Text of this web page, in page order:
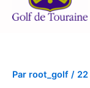
Par root_golf /